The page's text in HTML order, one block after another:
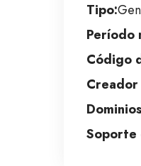
Tipo:
Período
Código
Soporte